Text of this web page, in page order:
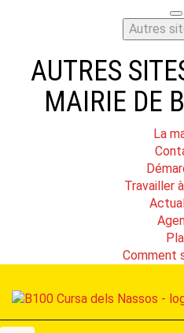
Autres
AUTRES
MAIRIE DE
La
Travailler
Comment